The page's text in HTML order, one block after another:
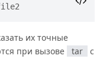
их точные
при вызове
tar
с